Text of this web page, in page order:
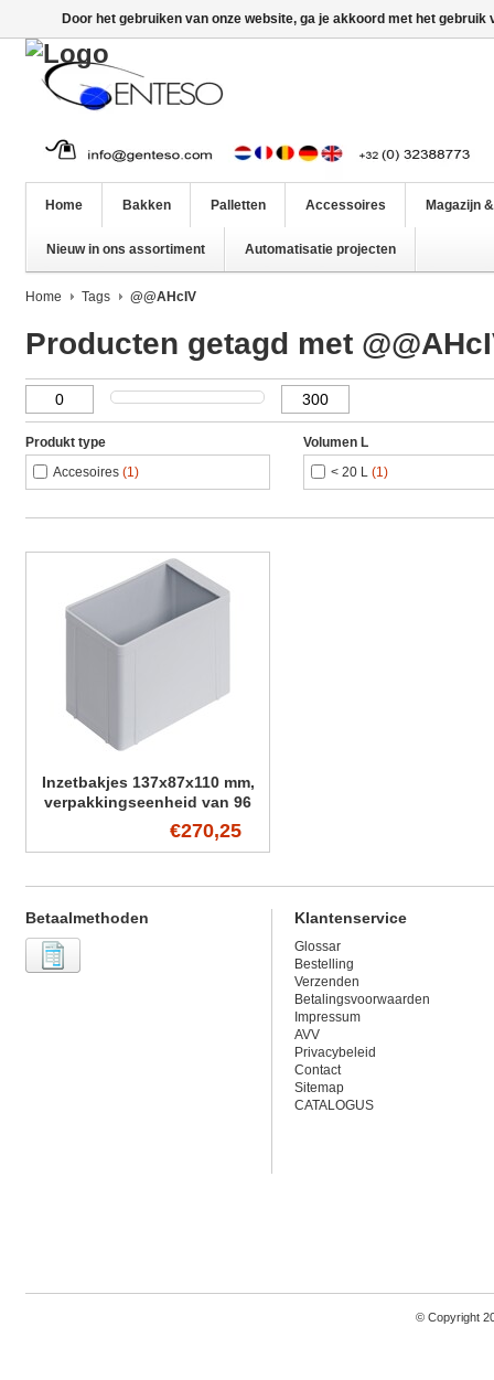
Home Bakken Palletten Accessoires Magazijn
Nieuw in ons assortiment Automatisatie projecten
Home Tags @@AHcIV
Producten getagd met
Produkt type
Accesoires (1)
Volumen L
< 20 L (1)
Inzetbakjes 137x87x110 mm,
verpakkingseenheid van 96
stuks (VE)€270,25
Betaalmethoden Klantenservice
Glossar
Bestelling
Verzenden
Betalingsvoorwaarden
Impressum
AVV
Privacybeleid
Contact
Sitemap
CATALOGUS
© Copyright
Door het gebruiken van onze website, ga je akkoord met het